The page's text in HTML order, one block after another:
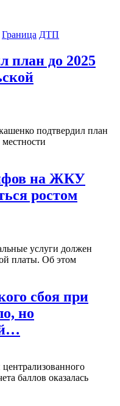
Граница ДТП
план до 2025
подтвердил план
местности
на ЖКУ
ростом
услуги должен
платы. Об этом
сбоя при
но
баллов оказалась